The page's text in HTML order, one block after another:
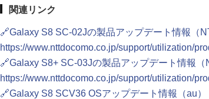
関連リンク
🔗Galaxy S8 SC-02Jの製品アップデート情報（
https://www.nttdocomo.co.jp/support/utilization/
🔗Galaxy S8+ SC-03Jの製品アップデート情報（
https://www.nttdocomo.co.jp/support/utilization/
🔗Galaxy S8 SCV36 OSアップデート情報（au）